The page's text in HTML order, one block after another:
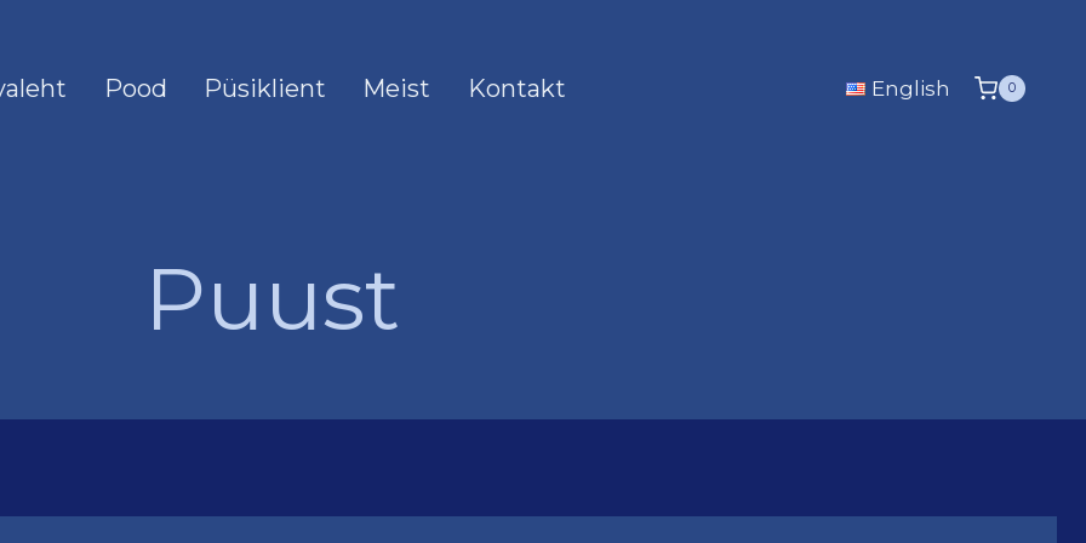
Pood Püsiklient Meist Kontakt English 0
Puust